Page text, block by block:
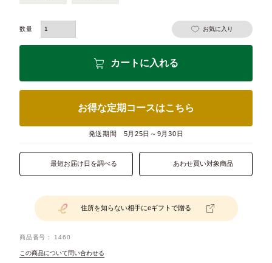
お気に入り
カートに入れる
お得な定期コースはこちら
発送期間 5月25日～9月30日
最短お届け日を調べる あわせ買い対象商品
住所を知らない相手にeギフトで贈る
商品番号 1460
この商品について問い合わせる